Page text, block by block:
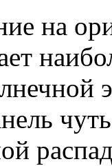
на